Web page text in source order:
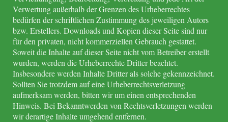
Verwertung außerhalb der Grenzen des Urheberrechtes
bedürfen der schriftlichen Zustimmung des jeweiligen Autors
bzw. Erstellers. Downloads und Kopien dieser Seite sind nur
für den privaten, nicht kommerziellen Gebrauch gestattet.
Soweit die Inhalte auf dieser Seite nicht vom Betreiber erstellt
wurden, werden die Urheberrechte Dritter beachtet.
Insbesondere werden Inhalte Dritter als solche gekennzeichnet.
Sollten Sie trotzdem auf eine Urheberrechtsverletzung
aufmerksam werden, bitten wir um einen entsprechenden
Hinweis. Bei Bekanntwerden von Rechtsverletzungen werden
wir derartige Inhalte umgehend entfernen.